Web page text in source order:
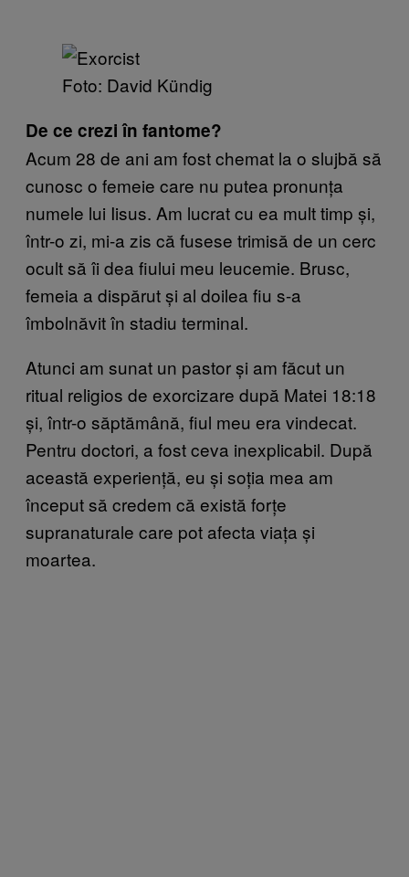
​Foto: David Kündig​
De ce crezi în fantome?
Acum 28 de ani am fost chemat la o slujbă să
cunosc o femeie care nu putea pronunța
numele lui Iisus. Am lucrat cu ea mult timp și,
într-o zi, mi-a zis că fusese trimisă de un cerc
ocult să îi dea fiului meu leucemie. Brusc,
femeia a dispărut și al doilea fiu s-a
îmbolnăvit în stadiu terminal.
Atunci am sunat un pastor și am făcut un
ritual religios de exorcizare după Matei 18:18
și, într-o săptămână, fiul meu era vindecat.
Pentru doctori, a fost ceva inexplicabil. După
această experiență, eu și soția mea am
început să credem că există forțe
supranaturale care pot afecta viața și
moartea.